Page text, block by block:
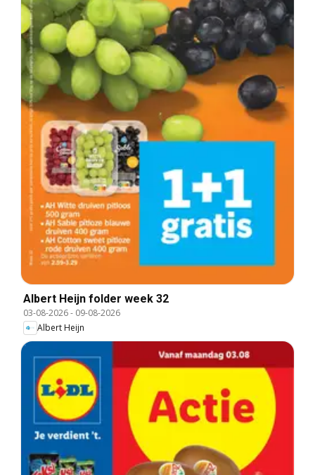
Albert Heijn folder week 32
03-08-2026- 09-08-2026
Albert Heijn